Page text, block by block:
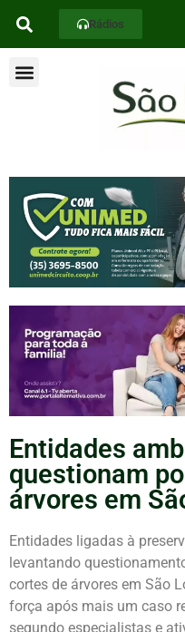
Rádios
Entidades
questionam
árvores em
Entidades ligadas à
levantando
cortes de árvores em São
força após mais um caso
segundo especialistas e